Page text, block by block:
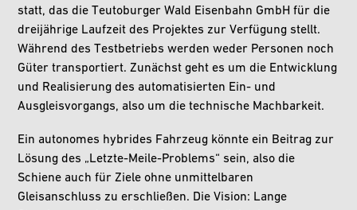
statt, das die Teutoburger Wald Eisenbahn GmbH für die
dreijährige Laufzeit des Projektes zur Verfügung stellt.
Während des Testbetriebs werden weder Personen noch
Güter transportiert. Zunächst geht es um die Entwicklung
und Realisierung des automatisierten Ein- und
Ausgleisvorgangs, also um die technische Machbarkeit.
Ein autonomes hybrides Fahrzeug könnte ein Beitrag zur
Lösung des „Letzte-Meile-Problems“ sein, also die
Schiene auch für Ziele ohne unmittelbaren
Gleisanschluss zu erschließen. Die Vision: Lange